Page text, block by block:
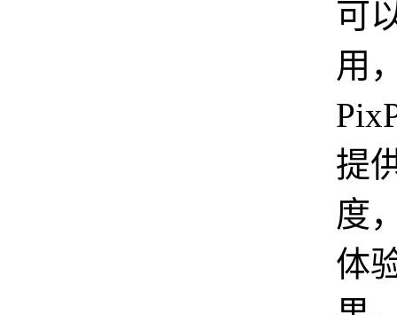
可
用
提
度
体